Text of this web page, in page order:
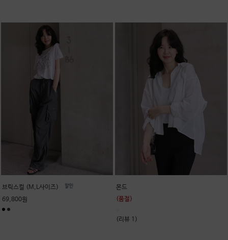
브릭스컬 (M,L사이즈)
69,800원
몬드
(품절)
(리뷰 1)